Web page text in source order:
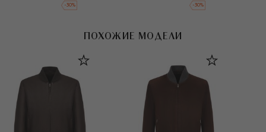
-30% -30%
ПОХОЖИЕ МОДЕЛИ